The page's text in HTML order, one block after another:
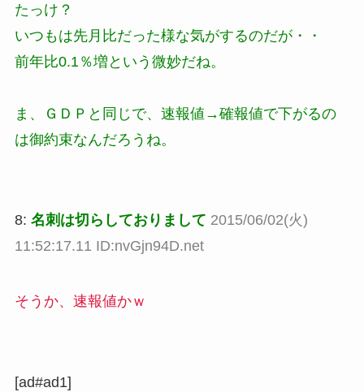
たっけ？
いつもは先月比だった様な気がするのだが・・
前年比0.1％増という微妙だね。
ま、ＧＤＰと同じで、速報値→確報値で下がるの
は御約束なんだろうね。
8: 名刺は切らしておりまして 2015/06/02(火)
11:52:17.11 ID:nvGjn94D.net
そうか、速報値かｗ
[ad#ad1]